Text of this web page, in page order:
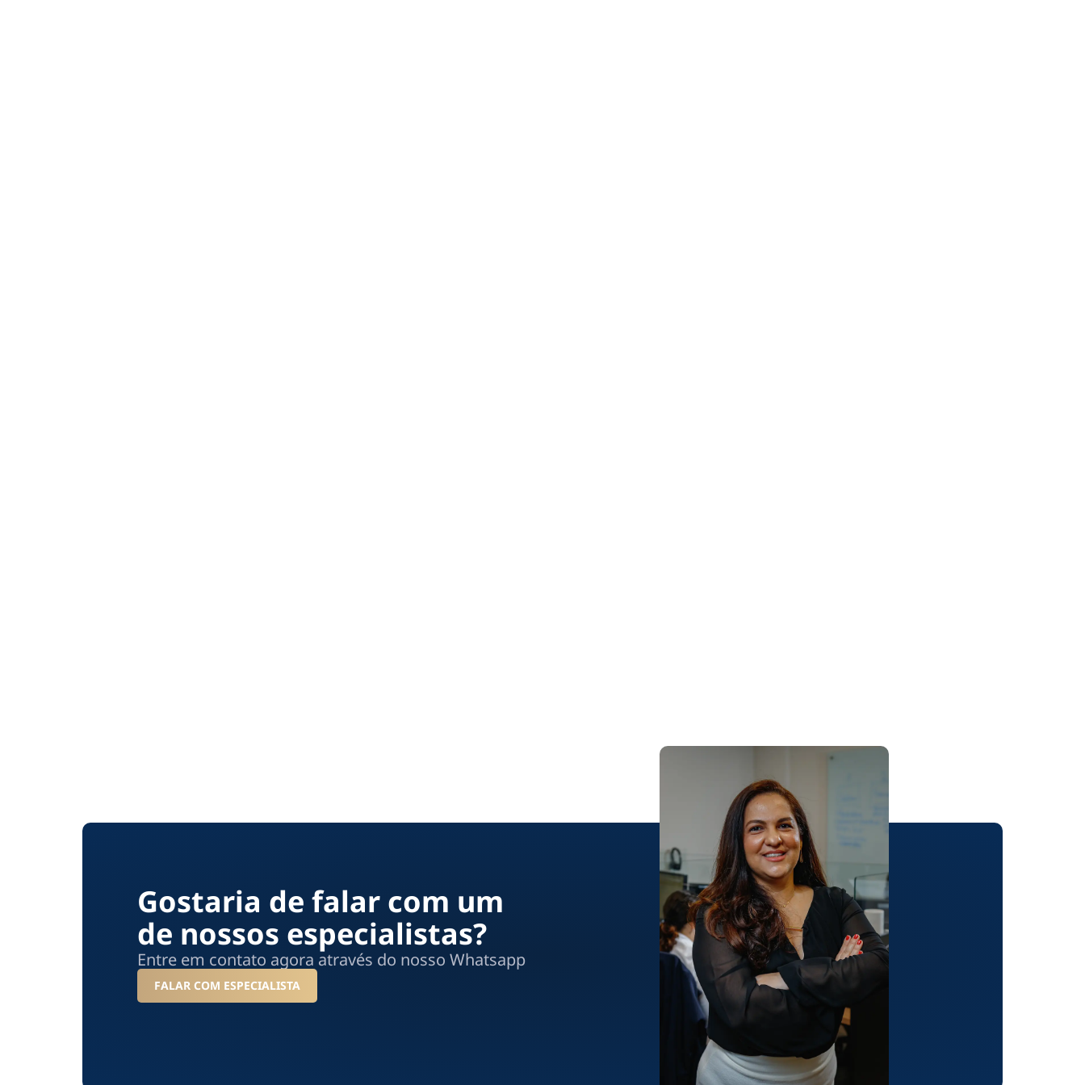
Gostaria de falar com um
de nossos especialistas?
Entre em contato agora através do nosso Whatsapp
FALAR COM ESPECIALISTA